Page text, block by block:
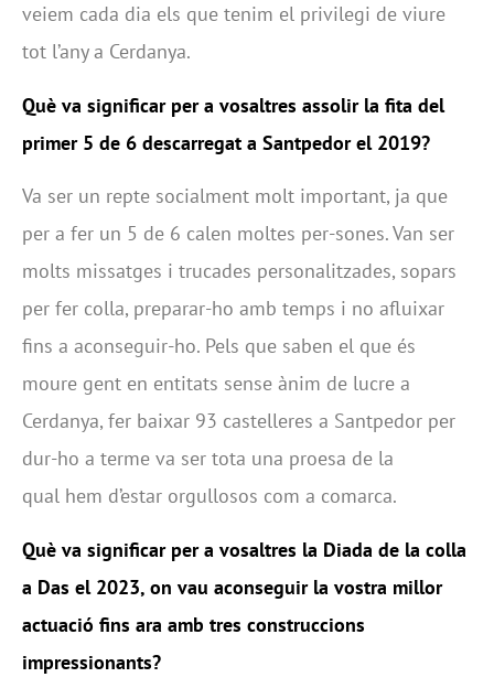
veiem cada dia els que tenim el privilegi de viure
tot l’any a Cerdanya.
Què va significar per a vosaltres assolir la fita del
primer 5 de 6 descarregat a Santpedor el 2019?
Va ser un repte socialment molt important, ja que
per a fer un 5 de 6 calen moltes per-sones. Van ser
molts missatges i trucades personalitzades, sopars
per fer colla, preparar-ho amb temps i no afluixar
fins a aconseguir-ho. Pels que saben el que és
moure gent en entitats sense ànim de lucre a
Cerdanya, fer baixar 93 castelleres a Santpedor per
dur-ho a terme va ser tota una proesa de la
qual hem d’estar orgullosos com a comarca.
Què va significar per a vosaltres la Diada de la colla
a Das el 2023, on vau aconseguir la vostra millor
actuació fins ara amb tres construccions
impressionants?